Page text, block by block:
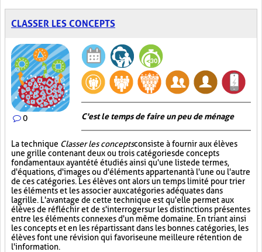
CLASSER LES CONCEPTS
0 C'est le temps de faire un peu de ménage
La technique Classer les conceptsconsiste à fournir aux élèves
une grille contenant deux ou trois catégories de concepts
fondamentaux ayant été étudiés ainsi qu'une liste de termes,
d'équations, d'images ou d'éléments appartenant à l'une ou l'autre
de ces catégories. Les élèves ont alors un temps limité pour trier
les éléments et les associer aux catégories adéquates dans
la grille. L'avantage de cette technique est qu'elle permet aux
élèves de réfléchir et de s'interroger sur les distinctions présentes
entre les éléments connexes d'un même domaine. En triant ainsi
les concepts et en les répartissant dans les bonnes catégories, les
élèves font une révision qui favorise une meilleure rétention de
l'information.